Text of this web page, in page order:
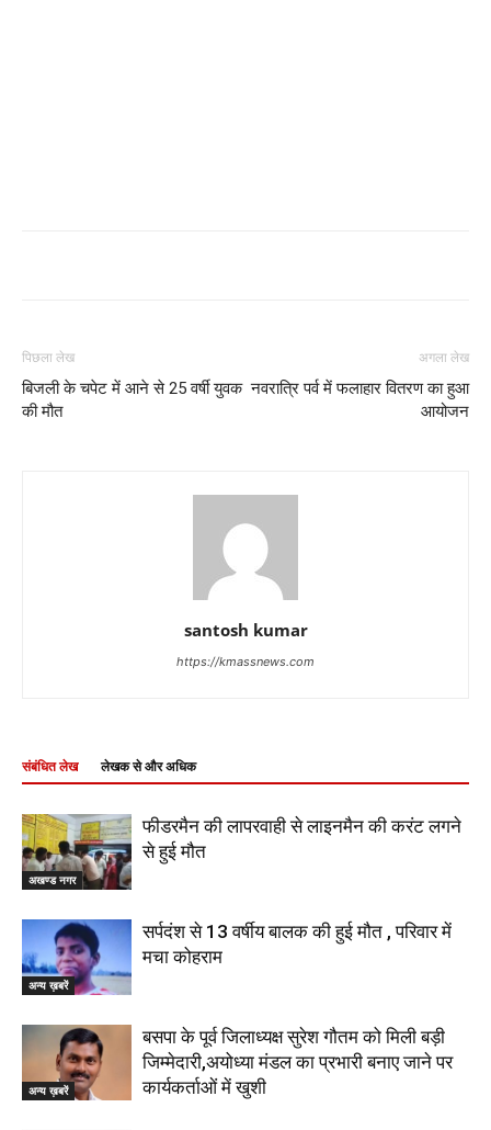
पिछला लेख
बिजली के चपेट में आने से 25 वर्षी युवक
की मौत
अगला लेख
नवरात्रि पर्व में फलाहार वितरण का हुआ
आयोजन
santosh kumar
https://kmassnews.com
संबंधित लेख लेखक से और अधिक
अखण्ड नगर
फीडरमैन की लापरवाही से लाइनमैन की करंट लगने
से हुई मौत
अन्य ख़बरें
सर्पदंश से 13 वर्षीय बालक की हुई मौत , परिवार में
मचा कोहराम
अन्य ख़बरें
बसपा के पूर्व जिलाध्यक्ष सुरेश गौतम को मिली बड़ी
जिम्मेदारी,अयोध्या मंडल का प्रभारी बनाए जाने पर
कार्यकर्ताओं में खुशी